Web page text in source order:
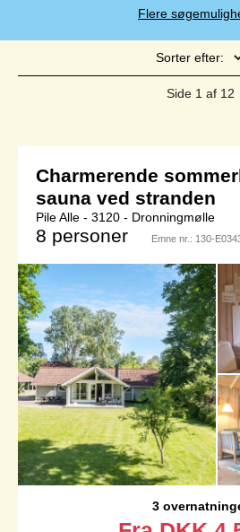
Flere
Sorter efter:
Side 1 af 12
Charmerende
sauna ved stranden
Pile Alle - 3120 - Dronningmølle
8 personer Emne nr.: 130-
3